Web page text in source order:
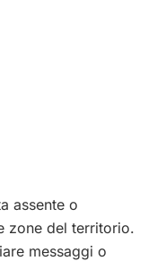
assente o
zone del territorio.
messaggi o